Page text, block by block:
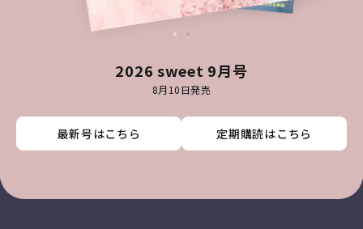
2026 sweet 9月号
8月10日発売
最新号はこちら 定期購読はこちら
最新号はこちら 定期購読はこちら
最新号はこちら 定期購読はこちら
最新号はこちら 定期購読はこちら